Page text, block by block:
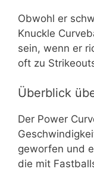
Obwohl er
Knuckle
sein, wenn er
oft zu
Überblick
Der Power
geworfen und
die mit